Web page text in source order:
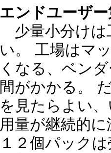
エンドユーザ
少量小分けは
い。 工場はマ
くなる、ベン
間がかかる。
を見たらよい
用量が継続的
１２個パック